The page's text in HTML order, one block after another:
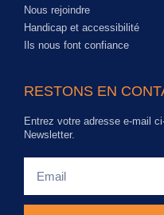
Nous rejoindre
Handicap et accessibilité
Ils nous font confiance
RESTONS EN
Entrez votre adresse e-mail
Newsletter.